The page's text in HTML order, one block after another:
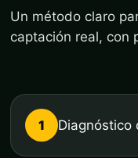
Un método claro
captación real, con
1 Diagnóstico